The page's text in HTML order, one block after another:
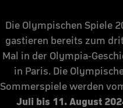
Die Olympischen Spiele
gastieren bereits zum
Mal in der Olympia-
in Paris. Die
Sommerspiele werden
Juli bis 11. August